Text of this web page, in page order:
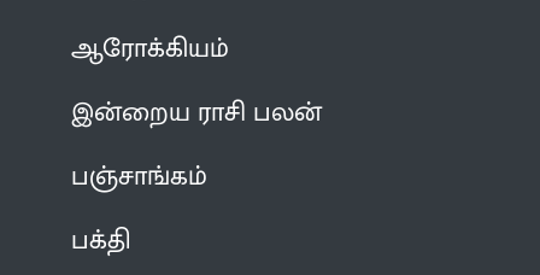
ஆரோக்கியம்
இன்றைய ராசி பலன்
பஞ்சாங்கம்
பக்தி